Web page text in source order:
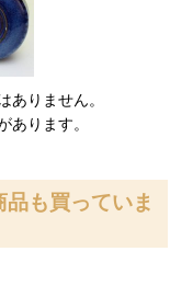
ありません。
あります。
も買っていま